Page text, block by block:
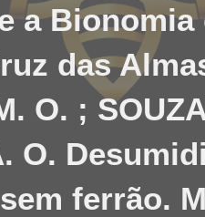
a Bionomia
das
O. ;
O.
ferrão.